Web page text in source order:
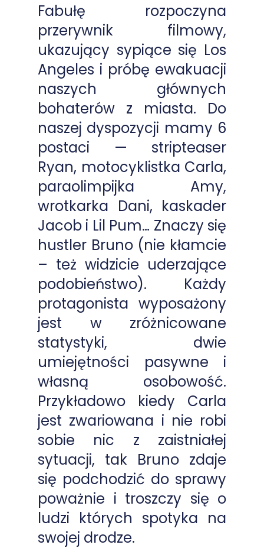
Fabułę rozpoczyna
przerywnik filmowy,
ukazujący sypiące się Los
Angeles i próbę ewakuacji
naszych głównych
bohaterów z miasta. Do
naszej dyspozycji mamy 6
postaci — stripteaser
Ryan, motocyklistka Carla,
paraolimpijka Amy,
wrotkarka Dani, kaskader
Jacob i Lil Pum… Znaczy się
hustler Bruno (nie kłamcie
– też widzicie uderzające
podobieństwo). Każdy
protagonista wyposażony
jest w zróżnicowane
statystyki, dwie
umiejętności pasywne i
własną osobowość.
Przykładowo kiedy Carla
jest zwariowana i nie robi
sobie nic z zaistniałej
sytuacji, tak Bruno zdaje
się podchodzić do sprawy
poważnie i troszczy się o
ludzi których spotyka na
swojej drodze.